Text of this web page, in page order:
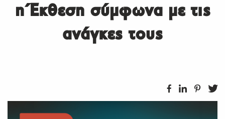
η Έκθεση σύμφωνα με τις
ανάγκες τους